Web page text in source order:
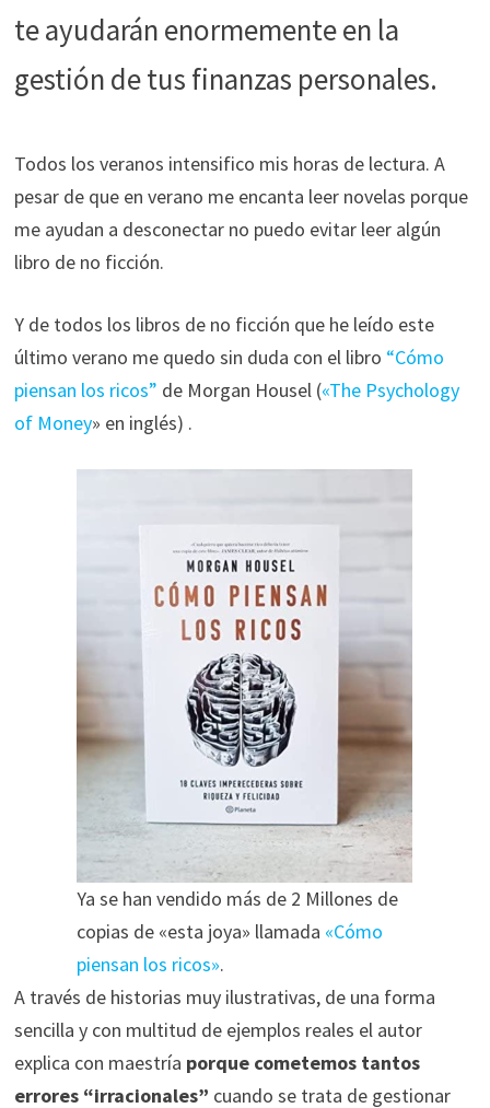
te ayudarán enormemente en la
gestión de tus finanzas personales.
Todos los veranos intensifico mis horas de lectura. A
pesar de que en verano me encanta leer novelas porque
me ayudan a desconectar no puedo evitar leer algún
libro de no ficción.
Y de todos los libros de no ficción que he leído este
último verano me quedo sin duda con el libro “Cómo
piensan los ricos” de Morgan Housel («The Psychology
of Money» en inglés) .
Ya se han vendido más de 2 Millones de
copias de «esta joya» llamada «Cómo
piensan los ricos».
A través de historias muy ilustrativas, de una forma
sencilla y con multitud de ejemplos reales el autor
explica con maestría porque cometemos tantos
errores “irracionales” cuando se trata de gestionar
Marketing
comportamiento
nuestro sitio,
aumentas la
posibilidad de
personalizados.